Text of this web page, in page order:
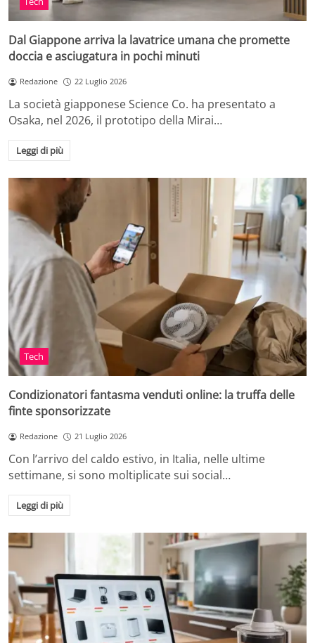
Dal Giappone arriva la lavatrice umana che promette
doccia e asciugatura in pochi minuti
Redazione 22 Luglio 2026
La società giapponese Science Co. ha presentato a
Osaka, nel 2026, il prototipo della Mirai…
Leggi di più
Tech
Condizionatori fantasma venduti online: la truffa delle
finte sponsorizzate
Redazione 21 Luglio 2026
Con l’arrivo del caldo estivo, in Italia, nelle ultime
settimane, si sono moltiplicate sui social…
Leggi di più